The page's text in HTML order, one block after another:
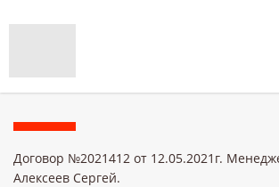
Договор №2021412 от 12.05.2021г.
Алексеев Сергей.